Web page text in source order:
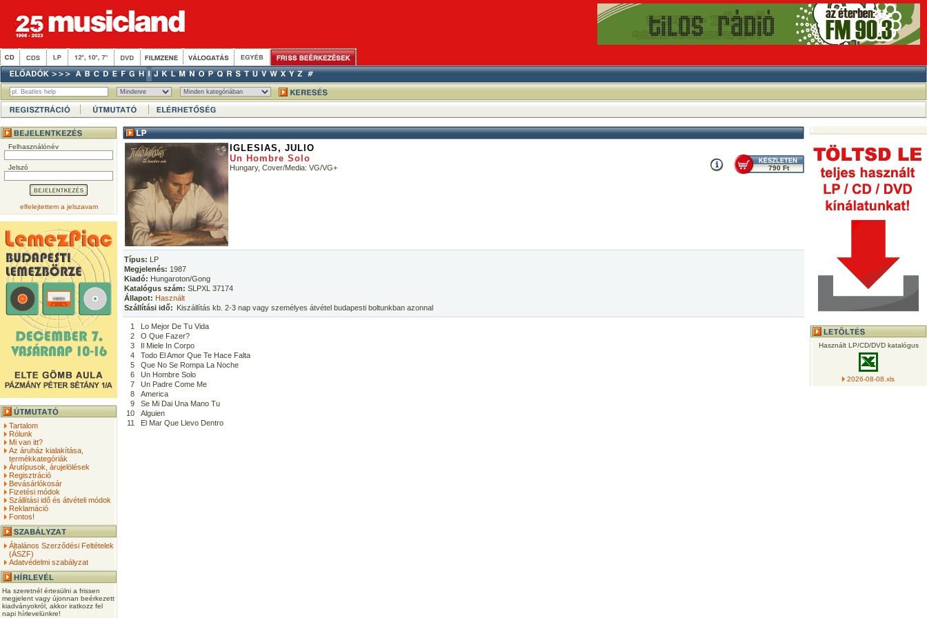
Felhasználónév
Jelszó
elfelejtettem a jelszavam
Tartalom
Rólunk
Mi van itt?
Az áruház kialakítása,
termékkategóriák
Árutípusok, árujelölések
Regisztráció
Bevásárlókosár
Fizetési módok
Szállítási idő és átvételi módok
Reklamáció
Fontos!
Általános Szerződési Feltételek
(ÁSZF)
Adatvédelmi szabályzat
Ha szeretnél értesülni a frissen
megjelent vagy újonnan beérkezett
kiadványokról, akkor iratkozz fel
napi hírlevelünkre!
IGLESIAS, JULIO
Un Hombre Solo
Hungary, Cover/Media: VG/VG+ 790 Ft
Típus: LP
Megjelenés: 1987
Kiadó: Hungaroton/Gong
Katalógus szám: SLPXL 37174
Állapot: Használt
Szállítási idő: Kiszállítás kb. 2-3 nap vagy személyes átvétel budapesti boltunkban azonnal
1
Lo Mejor De Tu Vida
2
O Que Fazer?
3
Il Miele In Corpo
4
Todo El Amor Que Te Hace Falta
5
Que No Se Rompa La Noche
6
Un Hombre Solo
7
Un Padre Come Me
8
America
9
Se Mi Dai Una Mano Tu
10
Alguien
11
El Mar Que Llevo Dentro
Használt LP/CD/DVD katalógus
2026-08-08.xls